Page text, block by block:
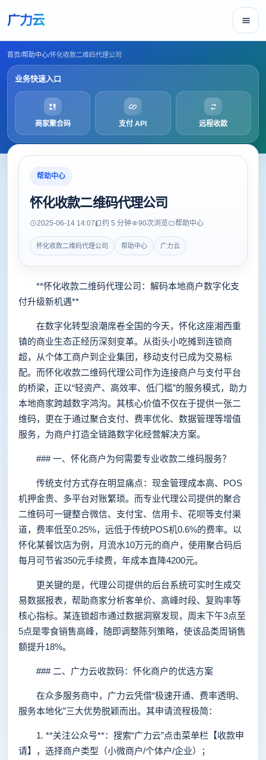
广力云
首页/帮助中心/怀化收款二维码代理公司
业务快速入口
商家聚合码 支付 API 远程收款
帮助中心
怀化收款二维码代理公司
2025-06-14 14:07 约 5 分钟 90次浏览 帮助中心
怀化收款二维码代理公司 帮助中心 广力云
**怀化收款二维码代理公司：解码本地商户数字化支
付升级新机遇**
在数字化转型浪潮席卷全国的今天，怀化这座湘西重
镇的商业生态正经历深刻变革。从街头小吃摊到连锁商
超，从个体工商户到企业集团，移动支付已成为交易标
配。而怀化收款二维码代理公司作为连接商户与支付平台
的桥梁，正以“轻资产、高效率、低门槛”的服务模式，助力
本地商家跨越数字鸿沟。其核心价值不仅在于提供一张二
维码，更在于通过聚合支付、费率优化、数据管理等增值
服务，为商户打造全链路数字化经营解决方案。
### 一、怀化商户为何需要专业收款二维码服务？
传统支付方式存在明显痛点：现金管理成本高、POS
机押金贵、多平台对账繁琐。而专业代理公司提供的聚合
二维码可一键整合微信、支付宝、信用卡、花呗等支付渠
道，费率低至0.25%，远低于传统POS机0.6%的费率。以
怀化某餐饮店为例，月流水10万元的商户，使用聚合码后
每月可节省350元手续费，年成本直降4200元。
更关键的是，代理公司提供的后台系统可实时生成交
易数据报表，帮助商家分析客单价、高峰时段、复购率等
核心指标。某连锁超市通过数据洞察发现，周末下午3点至
5点是零食销售高峰，随即调整陈列策略，使该品类周销售
额提升18%。
### 二、广力云收款码：怀化商户的优选方案
在众多服务商中，广力云凭借“极速开通、费率透明、
服务本地化”三大优势脱颖而出。其申请流程极简：
1. **关注公众号**：搜索“广力云”点击菜单栏【收款申
请】，选择商户类型（小微商户/个体户/企业）；